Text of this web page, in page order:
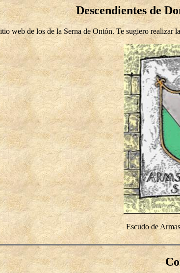
Descendientes de
web de los de la Serna de Ontón. Te sugiero realizar
Escudo de